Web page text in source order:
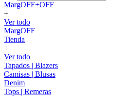
MargOFF+OFF
+
Ver todo
MargOFF
Tienda
+
Ver todo
Tapados | Blazers
Camisas | Blusas
Denim
Tops | Remeras